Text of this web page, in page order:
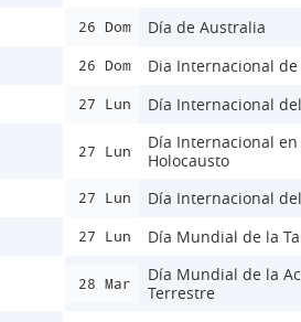
26 Dom Día de Australia
26 Dom Dia Internacional
27 Lun Día Internacional
27 Lun
Día Internacional
Holocausto
27 Lun Día Internacional
27 Lun Día Mundial de la
28 Mar
Día Mundial de la
Terrestre